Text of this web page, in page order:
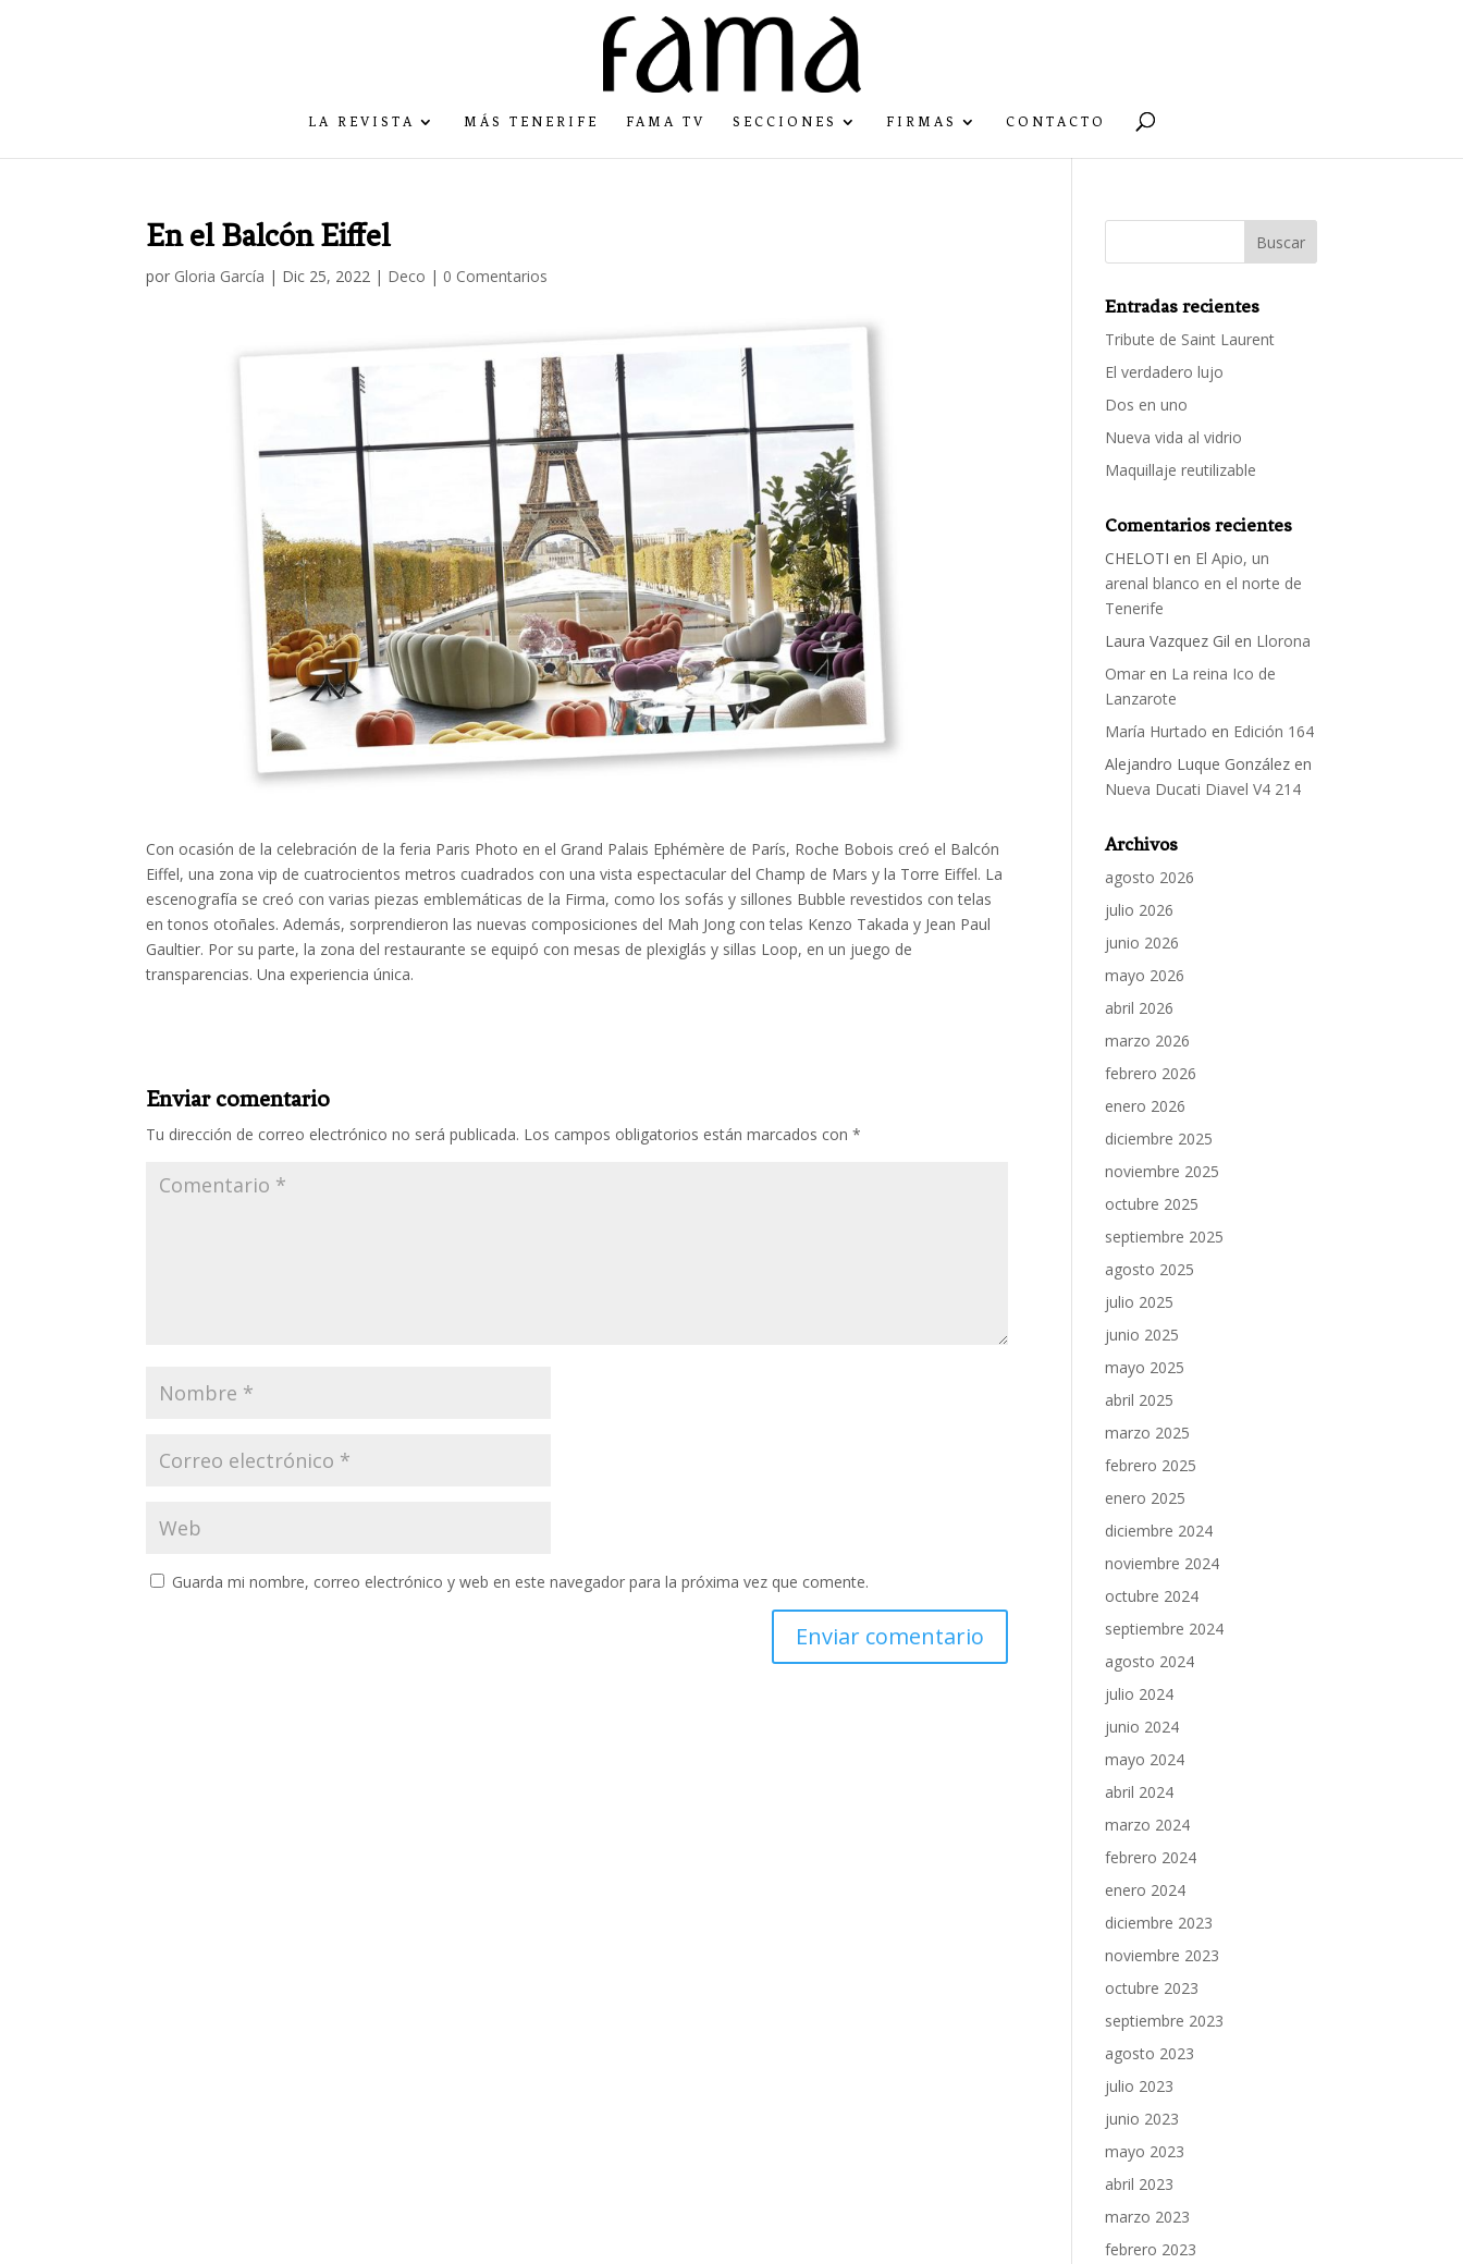
LA REVISTA MÁS TENERIFE FAMA TV SECCIONES FIRMAS CONTACTO
En el Balcón Eiffel
por Gloria García | Dic 25, 2022 | Deco | 0 Comentarios
Con ocasión de la celebración de la feria Paris Photo en el Grand Palais Ephémère de París, Roche Bobois creó el Balcón
Eiffel, una zona vip de cuatrocientos metros cuadrados con una vista espectacular del Champ de Mars y la Torre Eiffel. La
escenografía se creó con varias piezas emblemáticas de la Firma, como los sofás y sillones Bubble revestidos con telas
en tonos otoñales. Además, sorprendieron las nuevas composiciones del Mah Jong con telas Kenzo Takada y Jean Paul
Gaultier. Por su parte, la zona del restaurante se equipó con mesas de plexiglás y sillas Loop, en un juego de
transparencias. Una experiencia única.
Enviar comentario
Tu dirección de correo electrónico no será publicada. Los campos obligatorios están marcados con*
Guarda mi nombre, correo electrónico y web en este navegador para la próxima vez que comente.
Entradas recientes
Tribute de Saint Laurent
El verdadero lujo
Dos en uno
Nueva vida al vidrio
Maquillaje reutilizable
Comentarios recientes
CHELOTI en El Apio, un
arenal blanco en el norte de
Tenerife
Laura Vazquez Gil en Llorona
Omar en La reina Ico de
Lanzarote
María Hurtado en Edición 164
Alejandro Luque González en
Nueva Ducati Diavel V4 214
Archivos
agosto 2026
julio 2026
junio 2026
mayo 2026
abril 2026
marzo 2026
febrero 2026
enero 2026
diciembre 2025
noviembre 2025
octubre 2025
septiembre 2025
agosto 2025
julio 2025
junio 2025
mayo 2025
abril 2025
marzo 2025
febrero 2025
enero 2025
diciembre 2024
noviembre 2024
octubre 2024
septiembre 2024
agosto 2024
julio 2024
junio 2024
mayo 2024
abril 2024
marzo 2024
febrero 2024
enero 2024
diciembre 2023
noviembre 2023
octubre 2023
septiembre 2023
agosto 2023
julio 2023
junio 2023
mayo 2023
abril 2023
marzo 2023
febrero 2023